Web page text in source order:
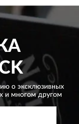
о эксклюзивных
и многом другом